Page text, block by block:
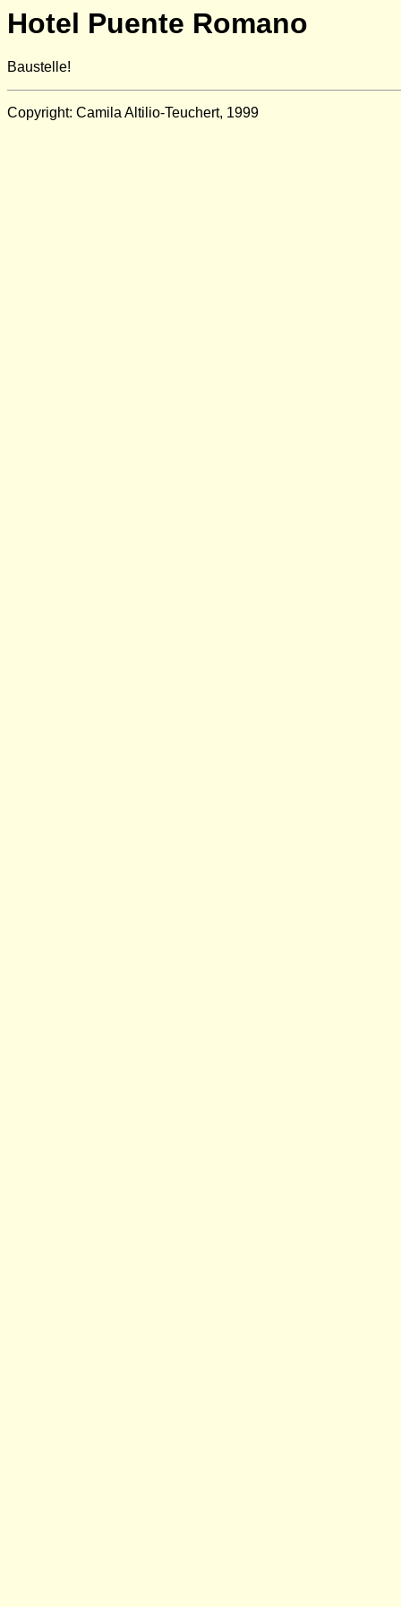
Hotel Puente Romano
Baustelle!
Copyright: Camila Altilio-Teuchert, 1999